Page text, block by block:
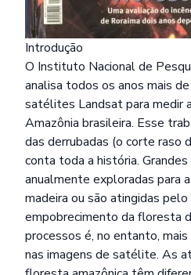
Introdução
O Instituto Nacional de
analisa todos os anos mais
satélites Landsat para medir
Amazônia brasileira. Esse
das derrubadas (o corte raso
conta toda a história.
anualmente exploradas para
madeira ou são atingidas pelo
empobrecimento da floresta
processos é, no entanto,
nas imagens de satélite. As